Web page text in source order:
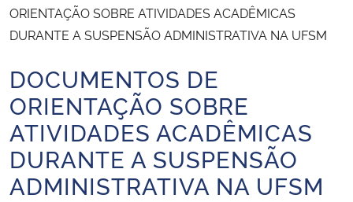
Ministério da Economia
Ministério da Infraestrutura
Ministério da Agricultura, Pecuária e Abastecimento
Ministério da Educação
Ministério da Cidadania
ORIENTAÇÃO SOBRE ATIVIDADES ACADÊMICAS
DURANTE A SUSPENSÃO ADMINISTRATIVA NA UFSM
Início do conteúdo
DOCUMENTOS DE
ORIENTAÇÃO SOBRE
ATIVIDADES ACADÊMICAS
DURANTE A SUSPENSÃO
ADMINISTRATIVA NA UFSM